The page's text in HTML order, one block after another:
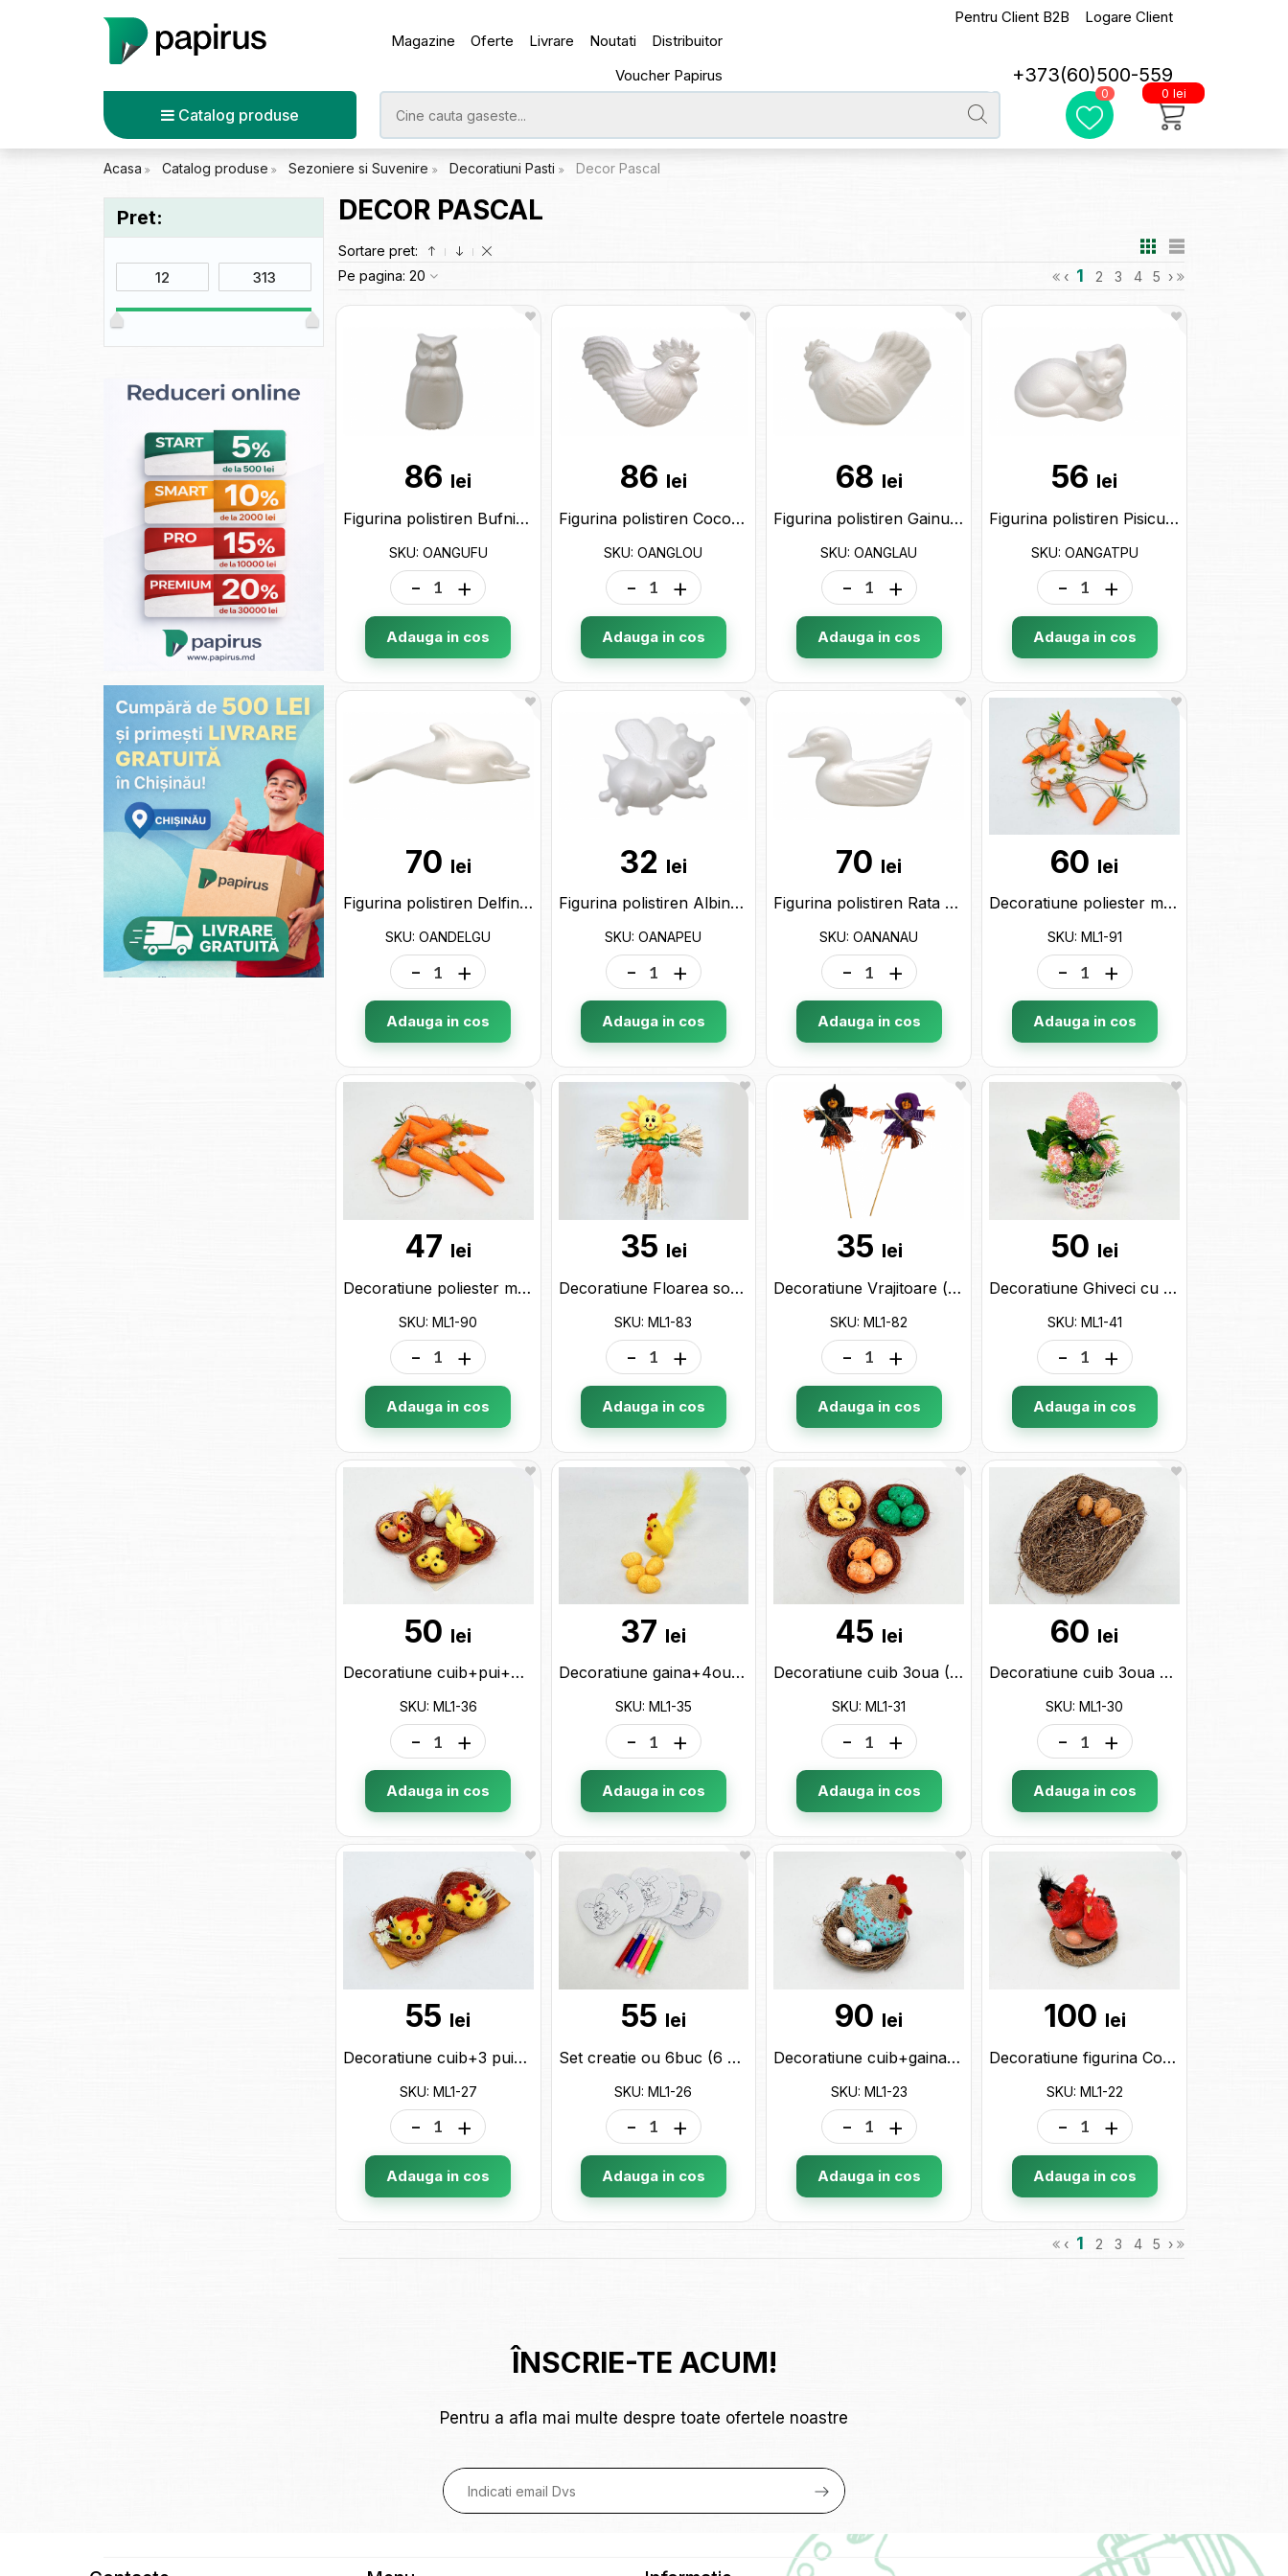
Magazine Oferte Livrare Noutati
Distribuitor
Voucher Papirus
Pentru Client B2B Logare Client
+373(60)500-559
Catalog produse
0 0 lei
Acasa Catalog produse Sezoniere si Suvenire Decoratiuni Pasti Decor Pascal
Pret: DECOR PASCAL
Sortare pret:
Pe pagina: 20 ‹ 1 2 3 4 5 ›
86 lei
Figurina polistiren Bufnita OANGUFU
SKU: OANGUFU
- +
Adauga in cos
86 lei
Figurina polistiren Cocos OANGLOU
SKU: OANGLOU
- +
Adauga in cos
68 lei
Figurina polistiren Gainusa OANGLAU
SKU: OANGLAU
- +
Adauga in cos
56 lei
Figurina polistiren Pisicuta OANGATPU
SKU: OANGATPU
- +
Adauga in cos
70 lei
Figurina polistiren Delfin OANDELGU
SKU: OANDELGU
- +
Adauga in cos
32 lei
Figurina polistiren Albinuta OANAPEU
SKU: OANAPEU
- +
Adauga in cos
70 lei
Figurina polistiren Rata OANANAU
SKU: OANANAU
- +
Adauga in cos
60 lei
Decoratiune poliester morcovi 12b (ghirlanda) ML1-91
SKU: ML1-91
- +
Adauga in cos
47 lei
Decoratiune poliester morcovi (ghirlanda) ML1-90
SKU: ML1-90
- +
Adauga in cos
35 lei
Decoratiune Floarea soarelui (sperietoare) ML1-83
SKU: ML1-83
- +
Adauga in cos
35 lei
Decoratiune Vrajitoare (sperietoare) ML1-82
SKU: ML1-82
- +
Adauga in cos
50 lei
Decoratiune Ghiveci cu flori+ou 1buc ML1-41
SKU: ML1-41
- +
Adauga in cos
50 lei
Decoratiune cuib+pui+oua (4buc/set) ML1-36
SKU: ML1-36
- +
Adauga in cos
37 lei
Decoratiune gaina+4oua set ML1-35
SKU: ML1-35
- +
Adauga in cos
45 lei
Decoratiune cuib 3oua (3buc/set) ML1-31
SKU: ML1-31
- +
Adauga in cos
60 lei
Decoratiune cuib 3oua ML1-30
SKU: ML1-30
- +
Adauga in cos
55 lei
Decoratiune cuib+3 puisori (2buc/set) ML1-27
SKU: ML1-27
- +
Adauga in cos
55 lei
Set creatie ou 6buc (6 carioci) ML1-26
SKU: ML1-26
- +
Adauga in cos
90 lei
Decoratiune cuib+gaina color ML1-23
SKU: ML1-23
- +
Adauga in cos
100 lei
Decoratiune figurina Cocos+gaina in cuib (cu sunet) ML1-22
SKU: ML1-22
- +
Adauga in cos
‹ 1 2 3 4 5 ›
ÎNSCRIE-TE ACUM!
Pentru a afla mai multe despre toate ofertele noastre